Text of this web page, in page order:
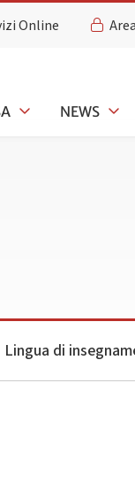
Online
NEWS
Lingua di